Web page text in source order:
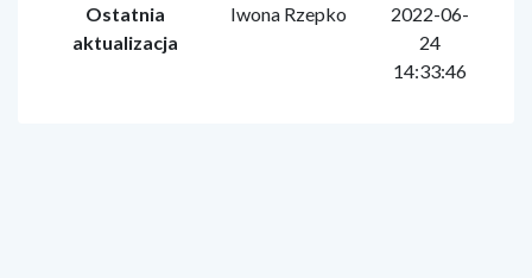
Ostatnia
aktualizacja
Iwona Rzepko
2022-06-
24
14:33:46